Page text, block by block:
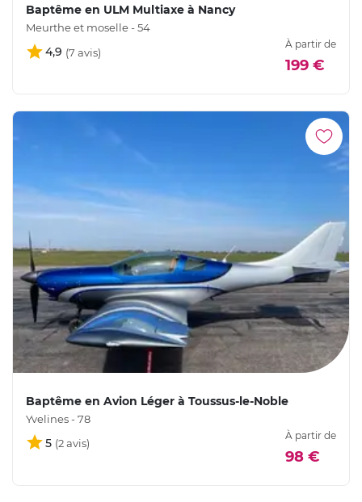
Baptême en ULM Multiaxe à Nancy
Meurthe et moselle - 54
4,9
À partir de
199 €
Baptême en Avion Léger à Toussus-le-Noble
Yvelines - 78
5
À partir de
98 €